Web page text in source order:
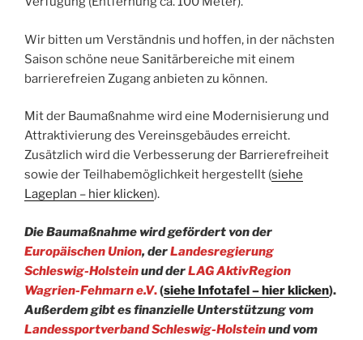
Wir bitten um Verständnis und hoffen, in der nächsten
Saison schöne neue Sanitärbereiche mit einem
barrierefreien Zugang anbieten zu können.
Mit der Baumaßnahme wird eine Modernisierung und
Attraktivierung des Vereinsgebäudes erreicht.
Zusätzlich wird die Verbesserung der Barrierefreiheit
sowie der Teilhabemöglichkeit hergestellt (siehe
Lageplan – hier klicken).
Die Baumaßnahme wird gefördert von der
Europäischen Union, derLandesregierung
Schleswig-Holsteinund derLAG AktivRegion
Wagrien-Fehmarn e.V.(siehe Infotafel – hier klicken).
Außerdem gibt es finanzielle Unterstützung vom
Landessportverband Schleswig-Holsteinund vom